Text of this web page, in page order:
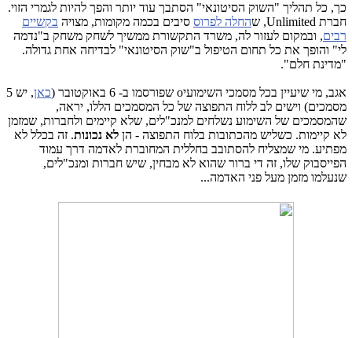
כך, כל תהליך "השוק הסיטונאי" הסתבך עוד יותר והפך להיות לגמרי הזוי.
חברת Unlimited, ש
החלה לפרוס סיבים בכמה מקומות, מצויה בקשיים
רבים, ובמקום לעזור לה, משרד התקשורת ממשיך לשחק משחק ב"נדמה
לי" והופך את כל תחום הטיפול ב"שוק הסיטונאי" לבדיחה אחת גדולה.
"מדינת חלם".
אגב, מי שיעיין בכל מסמכי השימועיo שפורסמו ב- 6 באוקטובר ( כאן
, יש 5
מסמכים) וישים לב ללוח התפוצה של כל המסמכים הללו, יראה,
שהמסמכים של השימוע נשלחים למנכ"לים, שלא קיימים ולחברות, שמזמן
לא קיימות. כשליש מהכתובות בלוח התפוצה - הן לא נכונות. זה בכלל לא
מפתיע. מי שמצליח להסתובב בחללית המחוברת לאדמה דרך עמוד
הפייסבוק שלו, זה די ברור שהוא לא מבחין, שיש חברות ומנכ"לים,
שנעלמו מזמן מעל פני האדמה...